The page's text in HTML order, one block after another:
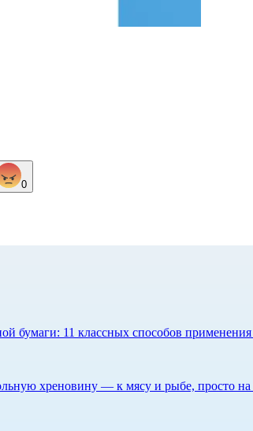
0
бумаги: 11 классных способов
хреновину — к мясу и рыбе, просто на